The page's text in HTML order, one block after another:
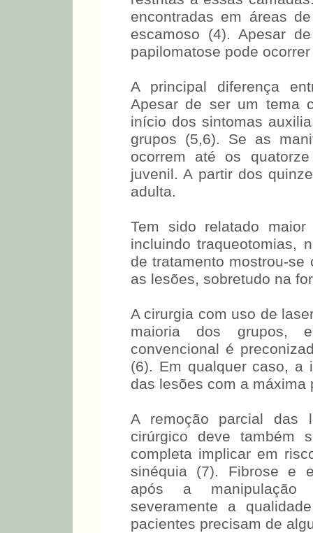
encontradas em áreas
escamoso (4). Apesar
papilomatose pode
A principal diferença
Apesar de ser um tema
início dos sintomas
grupos (5,6). Se as
ocorrem até os
juvenil. A partir dos
adulta.
Tem sido relatado
incluindo traqueotomias,
de tratamento mostrou-
as lesões, sobretudo na
A cirurgia com uso de
maioria dos grupos,
convencional é
(6). Em qualquer caso, a
das lesões com a
A remoção parcial das
cirúrgico deve também
completa implicar em
sinéquia (7). Fibrose e
após a manipulação
severamente a
pacientes precisam de